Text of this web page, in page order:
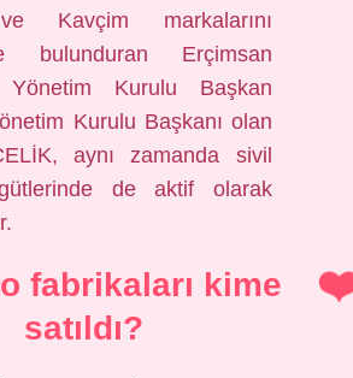
Kavçim markalarını
bulunduran Erçimsan
Yönetim Kurulu Başkan
Kurulu Başkanı olan
aynı zamanda sivil
de aktif olarak
fabrikaları kime
satıldı?